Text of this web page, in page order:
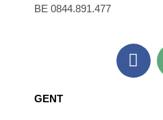
BE 0844.891.477
GENT